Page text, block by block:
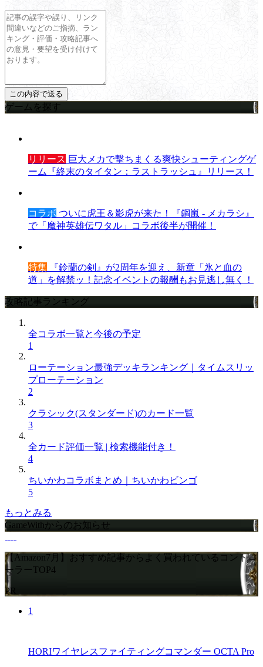
ゲームを探す
リリース 巨大メカで撃ちまくる爽快シューティングゲ
ーム『終末のタイタン：ラストラッシュ』リリース！
コラボ ついに虎王＆影虎が来た！『鋼嵐 - メカラシ』
で「魔神英雄伝ワタル」コラボ後半が開催！
特集 『鈴蘭の剣』が2周年を迎え、新章「氷と血の
道」を解禁ッ！記念イベントの報酬もお見逃し無く！
攻略記事ランキング
全コラボ一覧と今後の予定
1
ローテーション最強デッキランキング｜タイムスリッ
プローテーション
2
クラシック(スタンダード)のカード一覧
3
全カード評価一覧 | 検索機能付き！
4
ちいかわコラボまとめ｜ちいかわビンゴ
5
もっとみる
GameWithからのお知らせ
【Amazon7月】おすすめ記事からよく買われているコントロ
ーラーTOP4
PR
1
HORIワイヤレスファイティングコマンダー OCTA Pro